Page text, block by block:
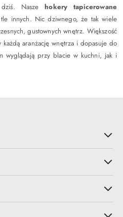
Naszehokery tapicerowane
innych. Nic dziwnego, że tak wiele
gustownych wnętrz. Większość
aranżację wnętrza i dopasuje do
wyglądają przy blacie w kuchni, jak i